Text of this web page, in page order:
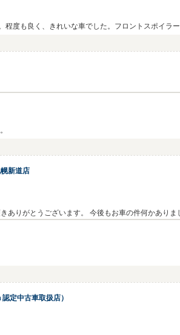
度も良く、きれいな車でした。フロントスポイラ
新道店
ありがとうございます。 今後もお車の件何かあり
などの際は詳しく相談・対応できますので今後も
定中古車取扱店）